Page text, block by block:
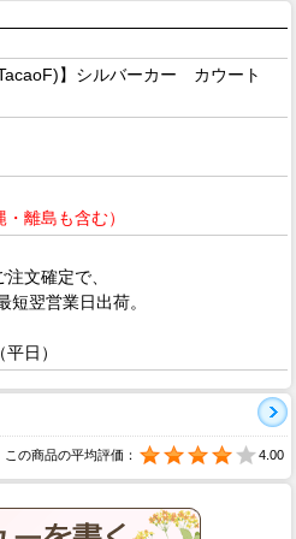
】シルバーカー カウート
・離島も含む）
文確定で、
短翌営業日出荷。
日）
この商品の平均評価： 4.00